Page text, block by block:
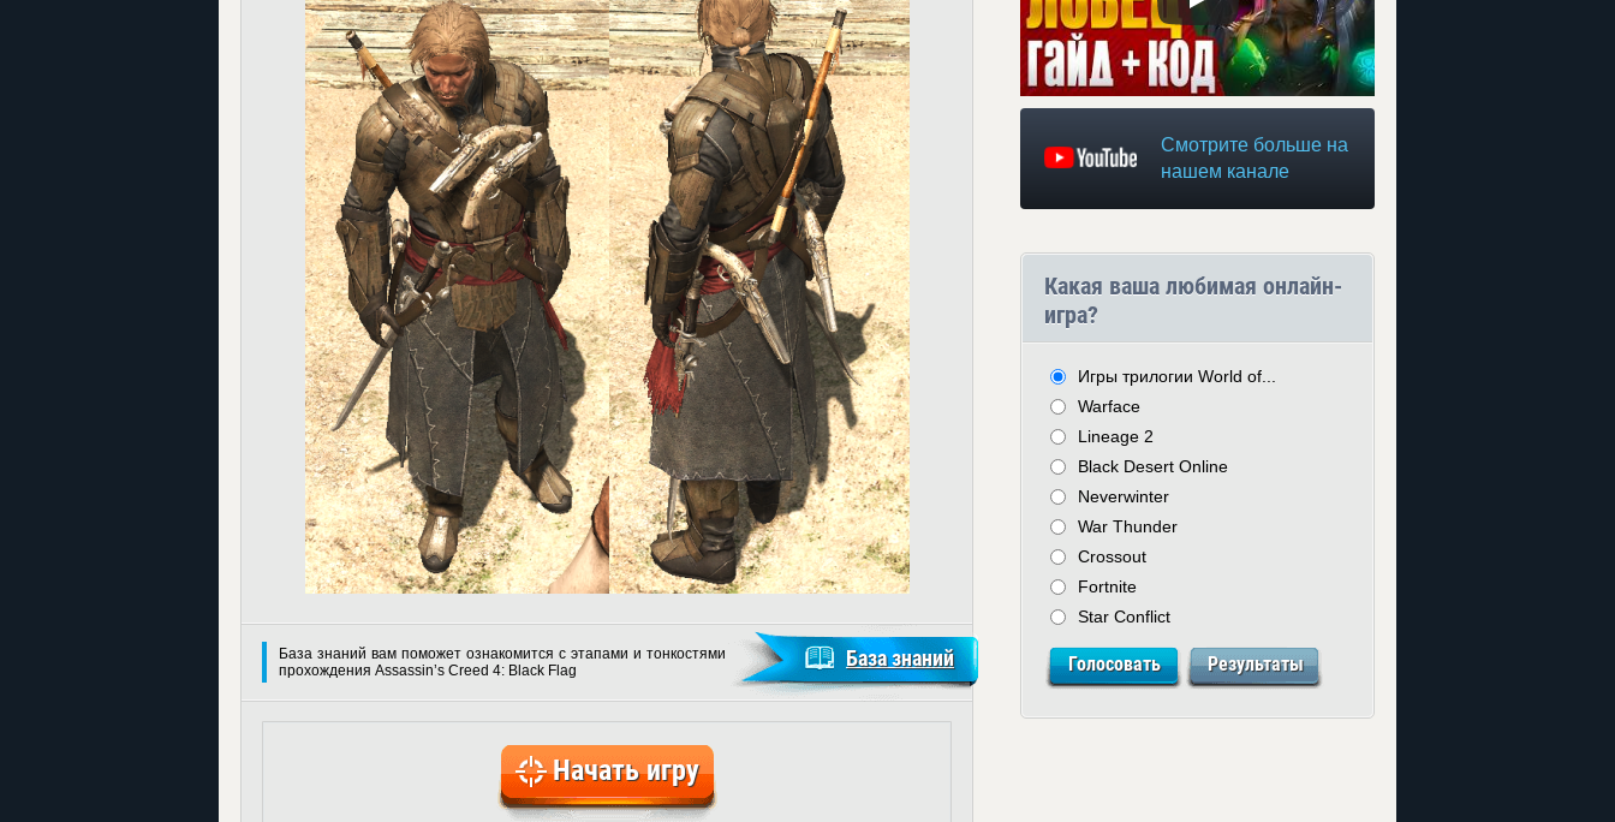
База знаний вам поможет ознакомится с этапами и тонкостями
прохождения Assassin’s Creed 4: Black Flag
База знаний
Начать игру
Смотрите больше на
нашем канале
Какая ваша любимая онлайн-
игра?
Игры трилогии World of...
Warface
Lineage 2
Black Desert Online
Neverwinter
War Thunder
Crossout
Fortnite
Star Conflict